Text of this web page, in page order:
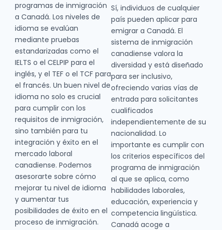
programas de inmigración
a Canadá. Los niveles de
idioma se evalúan
mediante pruebas
estandarizadas como el
IELTS o el CELPIP para el
inglés, y el TEF o el TCF para
el francés. Un buen nivel de
idioma no solo es crucial
para cumplir con los
requisitos de inmigración,
sino también para tu
integración y éxito en el
mercado laboral
canadiense. Podemos
asesorarte sobre cómo
mejorar tu nivel de idioma
y aumentar tus
posibilidades de éxito en el
proceso de inmigración.
Sí, individuos de cualquier
país pueden aplicar para
emigrar a Canadá. El
sistema de inmigración
canadiense valora la
diversidad y está diseñado
para ser inclusivo,
ofreciendo varias vías de
entrada para solicitantes
cualificados
independientemente de su
nacionalidad. Lo
importante es cumplir con
los criterios específicos del
programa de inmigración
al que se aplica, como
habilidades laborales,
educación, experiencia y
competencia lingüística.
Canadá acoge a